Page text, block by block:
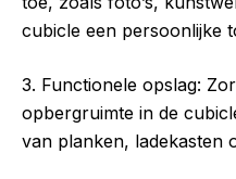
cubicle een persoonlijke
3. Functionele opslag:
opbergruimte in de
van planken, ladekasten